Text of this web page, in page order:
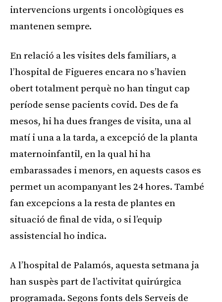
intervencions urgents i oncològiques es
mantenen sempre.
En relació a les visites dels familiars, a
l’hospital de Figueres encara no s’havien
obert totalment perquè no han tingut cap
període sense pacients covid. Des de fa
mesos, hi ha dues franges de visita, una al
matí i una a la tarda, a excepció de la planta
maternoinfantil, en la qual hi ha
embarassades i menors, en aquests casos es
permet un acompanyant les 24 hores. També
fan excepcions a la resta de plantes en
situació de final de vida, o si l’equip
assistencial ho indica.
A l’hospital de Palamós, aquesta setmana ja
han suspès part de l’activitat quirúrgica
programada. Segons fonts dels Serveis de